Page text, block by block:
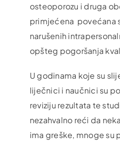
osteoporozu i druga
primjećena povećana
narušenih
opšteg pogoršanja
U godinama koje su
liječnici i naučnici su
reviziju rezultata te
nezahvalno reći da
ima greške, mnoge su